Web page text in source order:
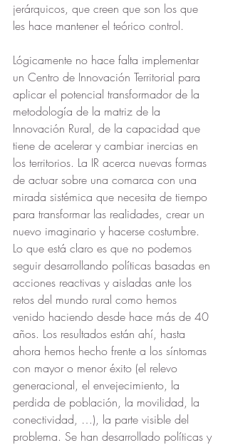
jerárquicos, que creen que son los que
les hace mantener el teórico control.
Lógicamente no hace falta implementar
un Centro de Innovación Territorial para
aplicar el potencial transformador de la
metodología de la matriz de la
Innovación Rural, de la capacidad que
tiene de acelerar y cambiar inercias en
los territorios. La IR acerca nuevas formas
de actuar sobre una comarca con una
mirada sistémica que necesita de tiempo
para transformar las realidades, crear un
nuevo imaginario y hacerse costumbre.
Lo que está claro es que no podemos
seguir desarrollando políticas basadas en
acciones reactivas y aisladas ante los
retos del mundo rural como hemos
venido haciendo desde hace más de 40
años. Los resultados están ahí, hasta
ahora hemos hecho frente a los síntomas
con mayor o menor éxito (el relevo
generacional, el envejecimiento, la
perdida de población, la movilidad, la
conectividad, …), la parte visible del
problema. Se han desarrollado políticas y